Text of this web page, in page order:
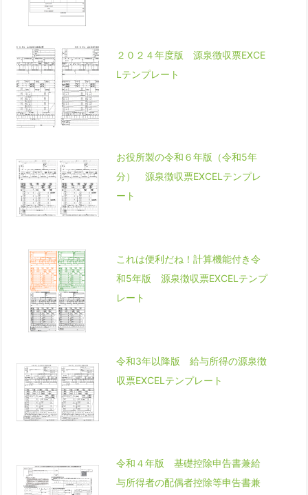
２０２４年度版 源泉徴収票EXCE
Lテンプレート
お役所製の令和６年版（令和5年
分） 源泉徴収票EXCELテンプレ
ート
これは便利だね！計算機能付き令
和5年版 源泉徴収票EXCELテンプ
レート
令和3年以降版 給与所得の源泉徴
収票EXCELテンプレート
令和４年版 基礎控除申告書兼給
与所得者の配偶者控除等申告書兼